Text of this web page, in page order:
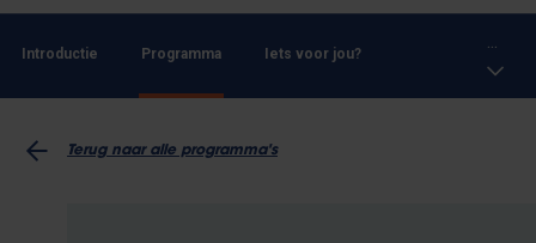
Introductie Programma Iets voor jou?
Terug naar alle programma's